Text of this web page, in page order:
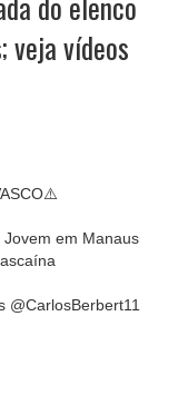
veja vídeos
em Manaus
@CarlosBerbert11